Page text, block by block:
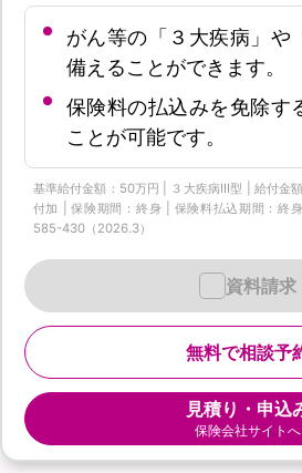
がん等の「３大疾病」や
備えることができます。
保険料の払込みを免除す
ことが可能です。
基準給付金額：50万円 | ３大疾病Ⅲ型 | 給付金
付加 | 保険期間：終身 | 保険料払込期間：終
585-430（2026.3）
無料で相談予
資料請求
見積り・申込
保険会社サイトへ